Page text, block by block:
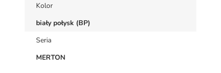
Kolor
biały połysk (BP)
Seria
MERTON